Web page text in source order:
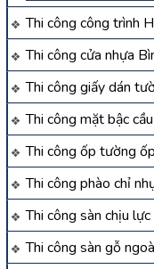
Thi công công trình
Thi công cửa nhựa
Thi công giấy dán
Thi công mặt bậc
Thi công ốp tường
Thi công phào chỉ
Thi công sàn chịu
Thi công sàn gỗ